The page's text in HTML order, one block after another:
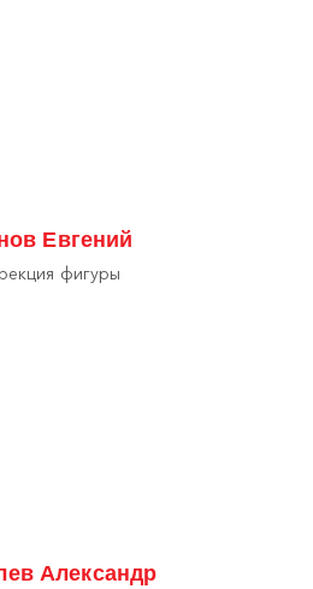
Евгений
фигуры
Александр